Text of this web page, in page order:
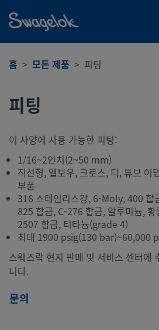
홈 모든 제품 피팅
피팅
이 사양에 사용 가능한 피팅:
1/16~2인치(2~50 mm)
직선형, 엘보우, 크로스, 티, 튜브 어
부품
316 스테인리스강, 6-Moly, 400 합
825 합금, C-276 합금, 알루미늄,
2507 합금, 티타늄(grade 4)
최대 1900 psig(130 bar)~60,000
스웨즈락 현지 판매 및 서비스 센터에
니다.
문의